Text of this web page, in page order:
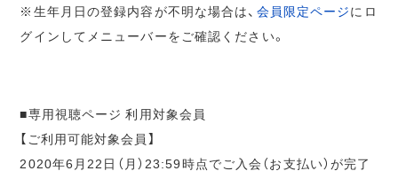
※生年月日の登録内容が不明な場合は、 会員限定ページにロ
グインしてメニューバーをご確認ください。
■専用視聴ページ 利用対象会員
【ご利用可能対象会員】
2020年6月22日（月）23:59時点でご入会（お支払い）が完了